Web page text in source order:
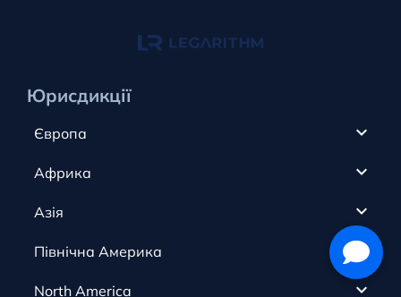
Юрисдикції
Європа
Кіпр
Олдерні
Австрія
Африка
Канада
Азія
Румунія
Північна Америка
Гібралтар
North America